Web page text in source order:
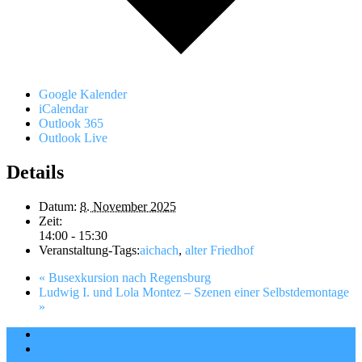
Google Kalender
iCalendar
Outlook 365
Outlook Live
Details
Datum: 8. November 2025
Zeit:
14:00 - 15:30
Veranstaltung-Tags:aichach, alter Friedhof
« Busexkursion nach Regensburg
Ludwig I. und Lola Montez – Szenen einer Selbstdemontage
»